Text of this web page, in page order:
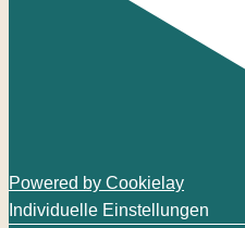
Powered by Cookielay
Individuelle Einstellungen